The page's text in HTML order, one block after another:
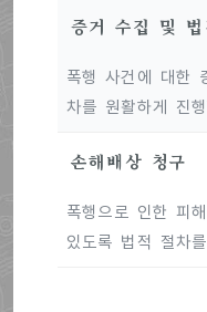
증거 수집 및
폭행 사건에 대한
차를 원활하게 진
손해배상 청구
폭행으로 인한 피
있도록 법적 절차